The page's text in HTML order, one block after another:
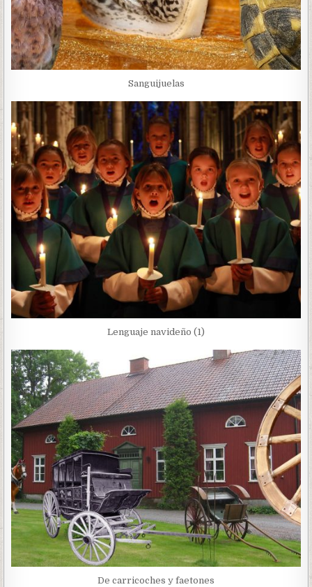
Sanguijuelas
Lenguaje navideño (1)
De carricoches y faetones